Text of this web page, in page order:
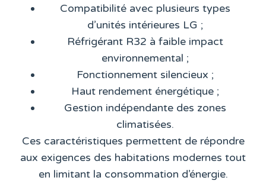
Compatibilité avec plusieurs types
d’unités intérieures LG ;
Réfrigérant R32 à faible impact
environnemental ;
Fonctionnement silencieux ;
Haut rendement énergétique ;
Gestion indépendante des zones
climatisées.
Ces caractéristiques permettent de répondre
aux exigences des habitations modernes tout
en limitant la consommation d’énergie.